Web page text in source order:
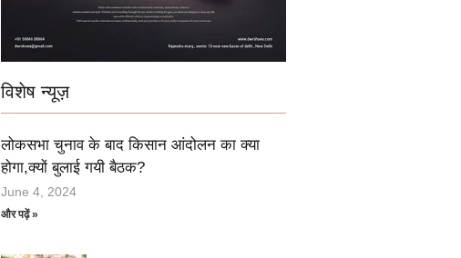
विशेष न्यूज़
लोकसभा चुनाव के बाद किसान आंदोलन का क्या
होगा,क्यों बुलाई गयी बैठक?
June 4, 2024
और पढ़ें »